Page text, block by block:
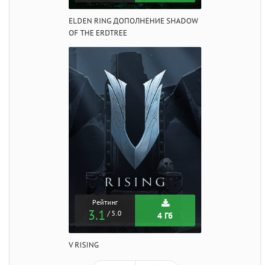
ELDEN RING ДОПОЛНЕНИЕ SHADOW
OF THE ERDTREE
Рейтинг
3.1 / 5.0 4 Гб
V RISING